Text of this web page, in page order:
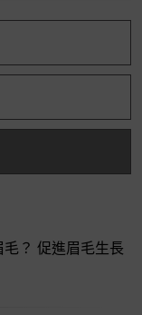
？ 促進眉毛生長